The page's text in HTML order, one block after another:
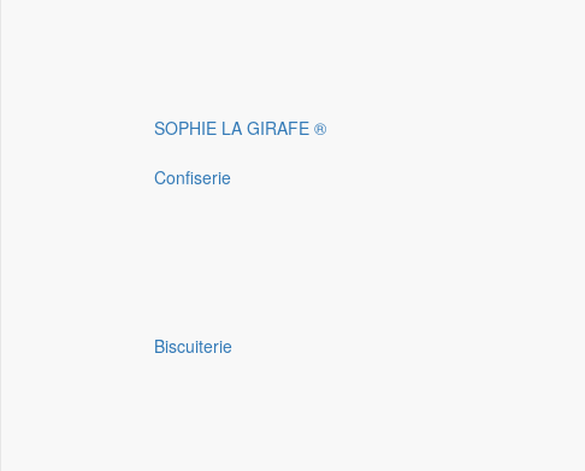
SOPHIE LA GIRAFE ®
Confiserie
Biscuiterie